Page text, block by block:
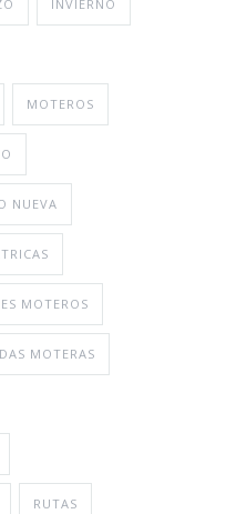
INVIERNO
MOTEROS
NUEVA
MOTEROS
MOTERAS
RUTAS